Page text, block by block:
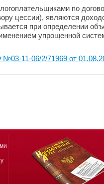
по
цессии), являются
при определении
упрощенной
11-06/2/71969 от